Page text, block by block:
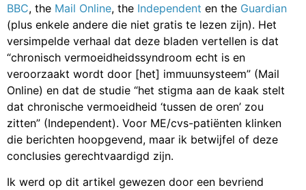
BBC, the Mail Online, the Independent en the Guardian
(plus enkele andere die niet gratis te lezen zijn). Het
versimpelde verhaal dat deze bladen vertellen is dat
“chronisch vermoeidheidssyndroom echt is en
veroorzaakt wordt door [het] immuunsysteem” (Mail
Online) en dat de studie “het stigma aan de kaak stelt
dat chronische vermoeidheid ‘tussen de oren’ zou
zitten” (Independent). Voor ME/cvs-patiënten klinken
die berichten hoopgevend, maar ik betwijfel of deze
conclusies gerechtvaardigd zijn.
Ik werd op dit artikel gewezen door een bevriend